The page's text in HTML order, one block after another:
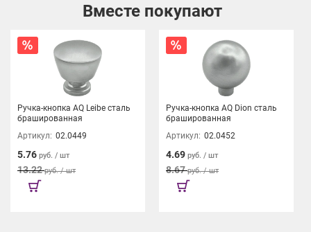
Вместе покупают
Ручка-кнопка AQ Leibe сталь
брашированная
Артикул: 02.0449
5.76 руб. / шт
13.22руб. / шт
Ручка-кнопка AQ Dion сталь
брашированная
Артикул: 02.0452
4.69 руб. / шт
8.67руб. / шт